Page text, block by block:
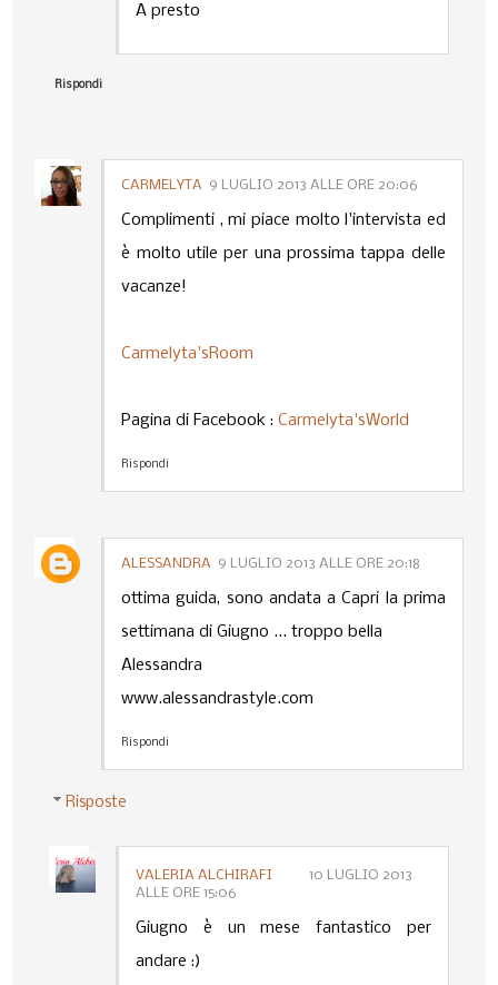
A presto
Rispondi
CARMELYTA 9 LUGLIO 2013 ALLE ORE 20:06
Complimenti , mi piace molto l'intervista ed
è molto utile per una prossima tappa delle
vacanze!
Carmelyta'sRoom
Pagina di Facebook :Carmelyta'sWorld
Rispondi
ALESSANDRA 9 LUGLIO 2013 ALLE ORE 20:18
ottima guida, sono andata a Capri la prima
settimana di Giugno ... troppo bella
Alessandra
www.alessandrastyle.com
Rispondi
Risposte
VALERIA ALCHIRAFI
10 LUGLIO 2013
ALLE ORE 15:06
Giugno è un mese fantastico per
andare :)